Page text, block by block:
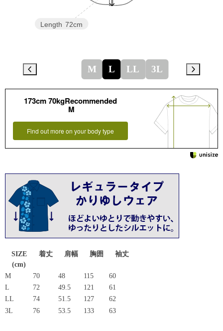
Length 72cm
M L LL 3L
173cm 70kgRecommended
M
Find out more on your body type
SIZE
(cm)
着丈 肩幅 胸囲 袖丈
M 70 48 115
60
L
72 49.5 121
61
LL
74 51.5 127
62
3L
76 53.5 133 63